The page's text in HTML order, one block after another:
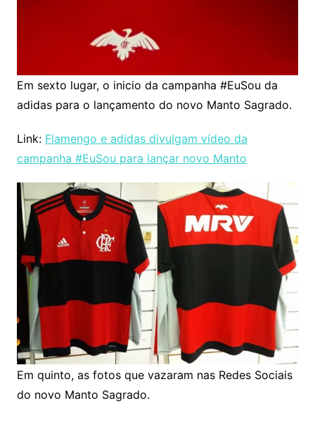
Em sexto lugar, o inicio da campanha #EuSou da
adidas para o lançamento do novo Manto Sagrado.
Link: Flamengo e adidas divulgam vídeo da
campanha #EuSou para lançar novo Manto
Em quinto, as fotos que vazaram nas Redes Sociais
do novo Manto Sagrado.